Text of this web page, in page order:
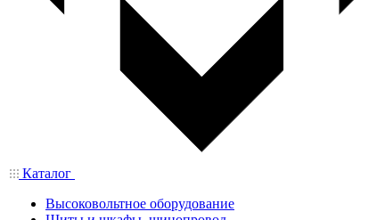
Каталог
Высоковольтное оборудование